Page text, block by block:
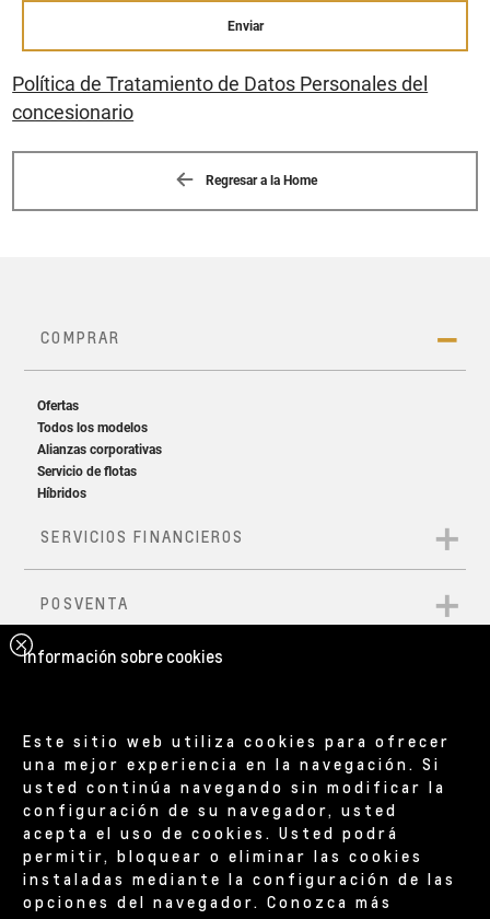
Enviar
Política de Tratamiento de Datos Personales del
concesionario
Regresar a la Home
Información sobre cookies
Este sitio web utiliza cookies para ofrecer
una mejor experiencia en la navegación. Si
usted continúa navegando sin modificar la
configuración de su navegador, usted
acepta el uso de cookies. Usted podrá
permitir, bloquear o eliminar las cookies
instaladas mediante la configuración de las
opciones del navegador. Conozca más